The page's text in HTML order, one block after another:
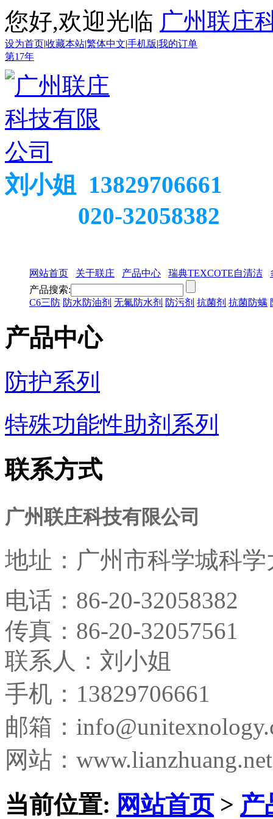
您好,欢迎光临 广州联庄
设为首页|收藏本站|繁体中文|手机版|我的订单
第17年
刘小姐 13829706661
020-32058382
网站首页 关于联庄 产品中心 瑞典TEXCOTE自清洁
产品搜索:
C6三防 防水防油剂 无氟防水剂 防污剂 抗菌剂 抗菌防螨
产品中心
防护系列
特殊功能性助剂系列
联系方式
广州联庄科技有限公司
地址： 广州市科学城科
电话： 86-20-32058382
传真： 86-20-32057561
联系人：刘小姐
手机：13829706661
邮箱：
网站：www.lianzhuang.net
当前位置: 网站首页> 产